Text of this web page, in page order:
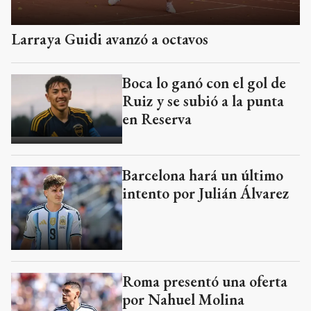
Larraya Guidi avanzó a octavos
Boca lo ganó con el gol de
Ruiz y se subió a la punta
en Reserva
Barcelona hará un último
intento por Julián Álvarez
Roma presentó una oferta
por Nahuel Molina